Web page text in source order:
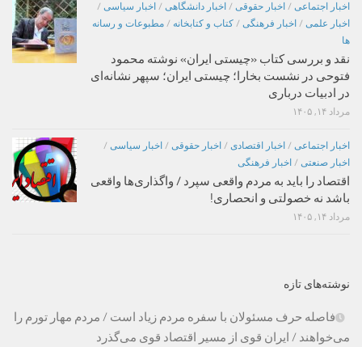
اخبار اجتماعی / اخبار حقوقی / اخبار دانشگاهی / اخبار سیاسی /
اخبار علمی / اخبار فرهنگی / کتاب و کتابخانه / مطبوعات و رسانه
ها
نقد و بررسی کتاب «چیستی ایران» نوشته محمود
فتوحی در نشست بخارا؛ چیستی ایران؛ سپهر نشانه‌ای
در ادبیات درباری
مرداد ۱۴, ۱۴۰۵
اخبار اجتماعی / اخبار اقتصادی / اخبار حقوقی / اخبار سیاسی /
اخبار صنعتی / اخبار فرهنگی
اقتصاد را باید به مردم واقعی سپرد / واگذاری‌ها واقعی
باشد نه خصولتی و انحصاری!
مرداد ۱۴, ۱۴۰۵
نوشته‌های تازه
فاصله حرف مسئولان با سفره مردم زیاد است / مردم مهار تورم را
می‌خواهند / ایران قوی از مسیر اقتصاد قوی می‌گذرد